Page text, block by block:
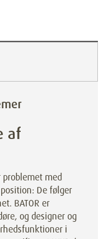
af
problemet med
De følger
BATOR er
og designer og
i